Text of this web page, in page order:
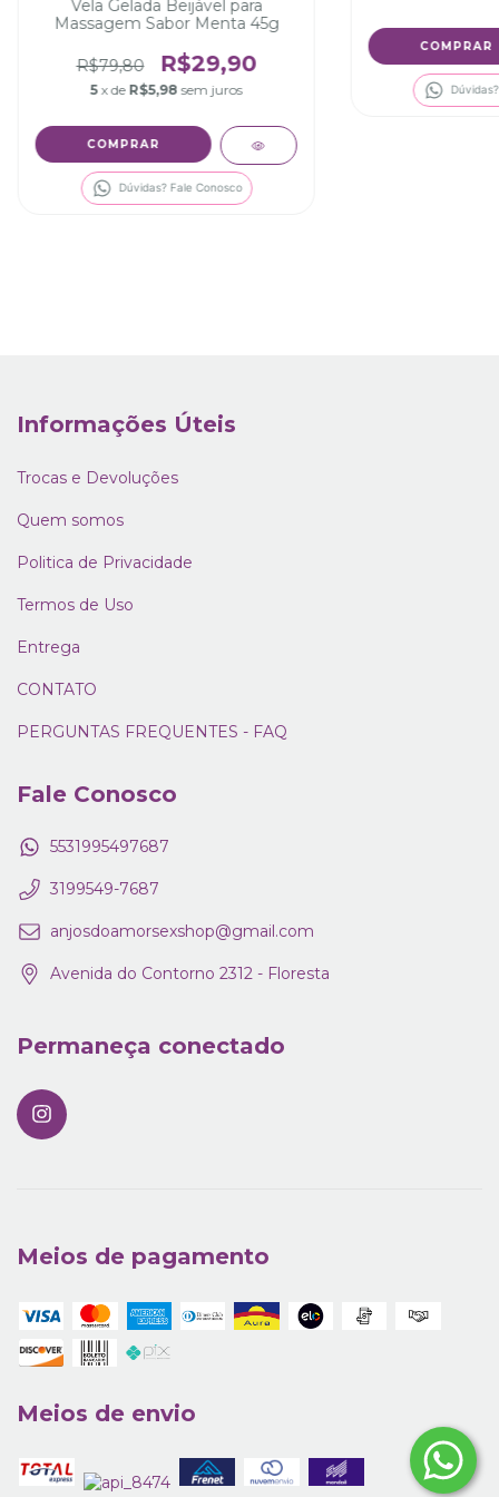
Vela Gelada Beijável para
Massagem Sabor Menta 45g
R$79,80 R$29,90
5 x de R$5,98 sem juros
Dúvidas? Fale Conosco
Informações Úteis
Trocas e Devoluções
Quem somos
Politica de Privacidade
Termos de Uso
Entrega
CONTATO
PERGUNTAS FREQUENTES - FAQ
Fale Conosco
5531995497687
3199549-7687
anjosdoamorsexshop@gmail.com
Avenida do Contorno 2312 - Floresta
Permaneça conectado
Meios de pagamento
Meios de envio